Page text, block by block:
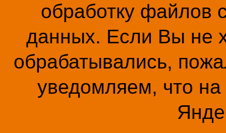
обработку файлов
данных. Если Вы не
обрабатывались,
уведомляем, что на